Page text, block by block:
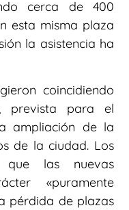
cerca de 400
esta misma plaza
la asistencia ha
coincidiendo
prevista para el
ampliación de la
de la ciudad. Los
que las nuevas
«puramente
pérdida de plazas